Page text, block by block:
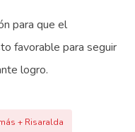
para que el
favorable para seguir
logro.
+ Risaralda